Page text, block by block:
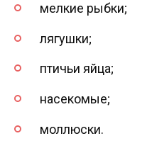
мелкие рыбки;
лягушки;
птичьи яйца;
насекомые;
моллюски.